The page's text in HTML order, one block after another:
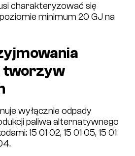
charakteryzować się
minimum 20 GJ na
tworzyw
wyłącznie odpady
paliwa alternatywnego
15 01 02, 15 01 05, 15 01